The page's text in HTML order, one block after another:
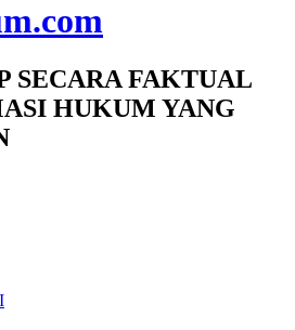
SECARA FAKTUAL
HUKUM YANG